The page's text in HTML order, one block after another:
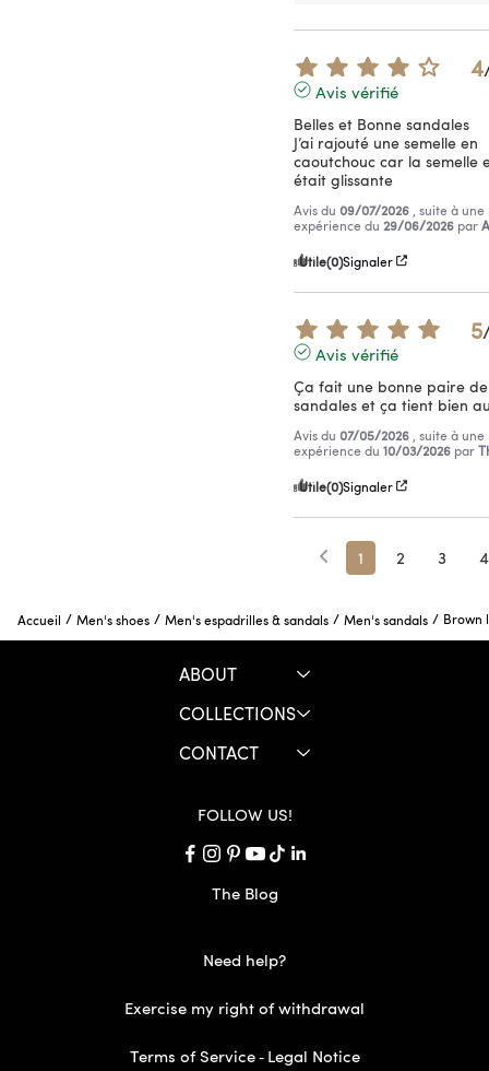
4
Avis vérifié
Belles et Bonne sandales
J’ai rajouté une semelle en
caoutchouc car la semelle
était glissante
Avis du 09/07/2026 , suite à une
expérience du 29/06/2026 par
Utile(0)Signaler
5
Avis vérifié
Ça fait une bonne paire de
sandales et ça tient bien
Avis du 07/05/2026 , suite à une
expérience du 10/03/2026 par
Utile(0)Signaler
1 2 3 4
Accueil / Men's shoes / Men's espadrilles & sandals / Men's sandals / Brown
ABOUT
COLLECTIONS
CONTACT
FOLLOW US!
The Blog
Need help?
Exercise my right of withdrawal
Terms of Service- Legal Notice